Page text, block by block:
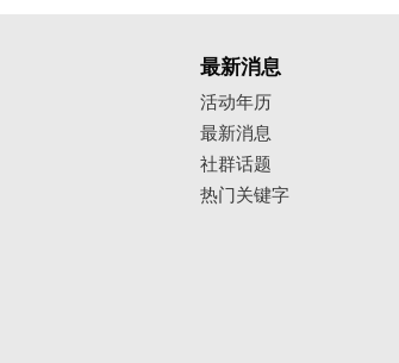
最新消息
活动年历
最新消息
社群话题
热门关键字